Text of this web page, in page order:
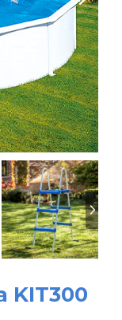
KIT300